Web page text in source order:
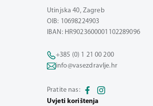
Utinjska 40, Zagreb
OIB: 10698224903
IBAN: HR9023600001102289096
+385 (0) 1 21 00 200
info@vasezdravlje.hr
Pratite nas:
Uvjeti korištenja